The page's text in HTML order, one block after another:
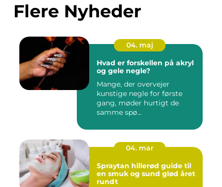
Flere Nyheder
04. maj
Hvad er forskellen på akryl
og gele negle?
Mange, der overvejer
kunstige negle for første
gang, møder hurtigt de
samme spø...
04. mar
Spraytan hillerød guide til
en smuk og sund glød året
rundt